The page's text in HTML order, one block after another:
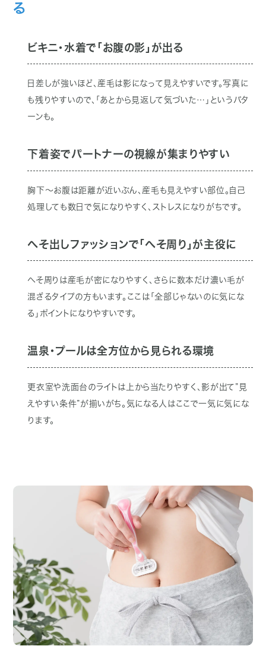
る
ビキニ・水着で「お腹の影」が出る
日差しが強いほど、産毛は影になって見えやすいです。写真に
も残りやすいので、「あとから見返して気づいた…」というパタ
ーンも。
下着姿でパートナーの視線が集まりやすい
胸下〜お腹は距離が近いぶん、産毛も見えやすい部位。自己
処理しても数日で気になりやすく、ストレスになりがちです。
へそ出しファッションで「へそ周り」が主役に
へそ周りは産毛が密になりやすく、さらに数本だけ濃い毛が
混ざるタイプの方もいます。ここは「全部じゃないのに気にな
る」ポイントになりやすいです。
温泉・プールは全方位から見られる環境
更衣室や洗面台のライトは上から当たりやすく、影が出て”見
えやすい条件”が揃いがち。気になる人はここで一気に気にな
ります。